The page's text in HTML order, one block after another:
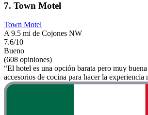
7. Town Motel
Town Motel
A 9.5 mi de Cojones NW
7.6/10
Bueno
(608 opiniones)
“El hotel es una opción barata pero muy
accesorios de cocina para hacer la experiencia